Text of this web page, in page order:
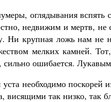
оглядывания
недвижим и мертв,
Ни крупная ложь нам не
мелких камней.
ошибается.
необходимо поскорей
висящими так низко, так